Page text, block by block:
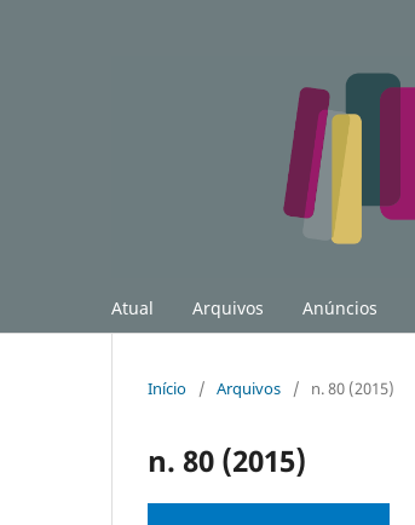
Atual Arquivos Anúncios
Início / Arquivos / n. 80 (2015)
n. 80 (2015)